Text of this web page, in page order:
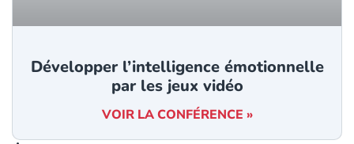
Développer l’intelligence émotionnelle
par les jeux vidéo
VOIR LA CONFÉRENCE »